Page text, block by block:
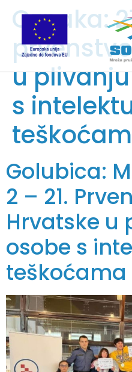
Oznaka:
u
s
Golubica:
2 – 21.
Hrvatske u
osobe s
teškoćama